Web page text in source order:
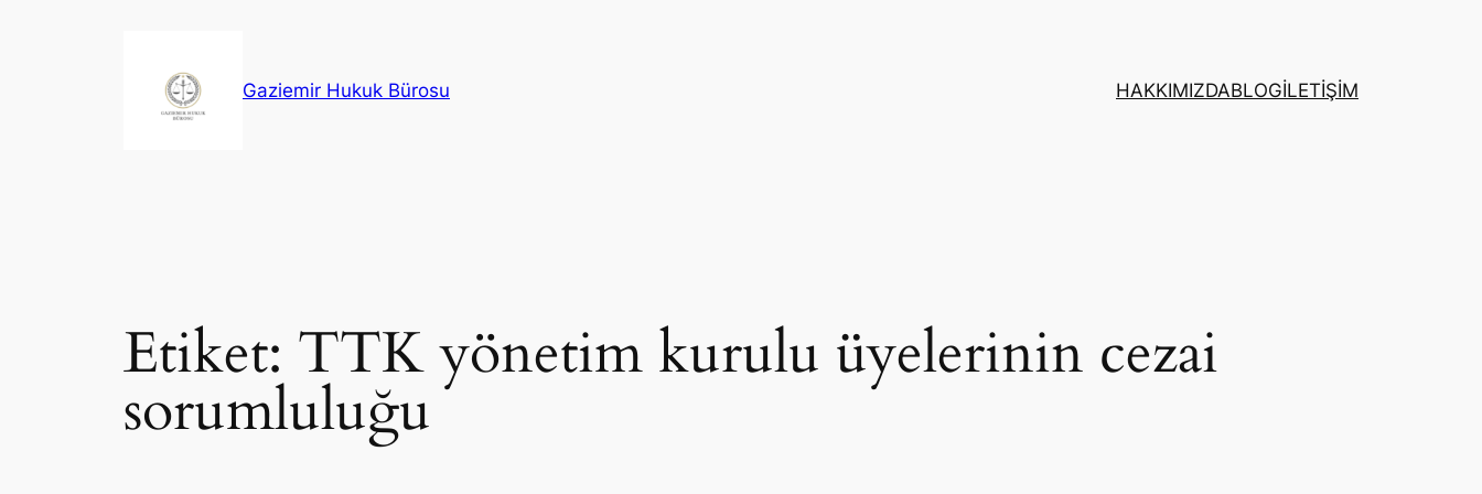
Gaziemir Hukuk Bürosu
HAKKIMIZDABLOGİLETİŞİM
Etiket: TTK yönetim kurulu üyelerinin cezai
sorumluluğu